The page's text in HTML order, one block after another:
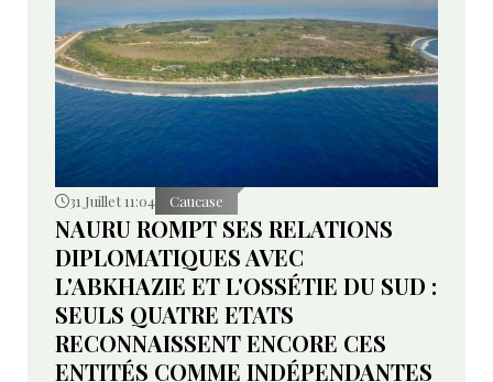
31 Juillet 11:04 Caucase
NAURU ROMPT SES RELATIONS
DIPLOMATIQUES AVEC
L'ABKHAZIE ET L'OSSÉTIE DU SUD :
SEULS QUATRE ETATS
RECONNAISSENT ENCORE CES
ENTITÉS COMME INDÉPENDANTES